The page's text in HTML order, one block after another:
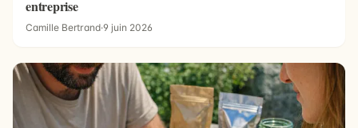
entreprise
Camille Bertrand·9 juin 2026